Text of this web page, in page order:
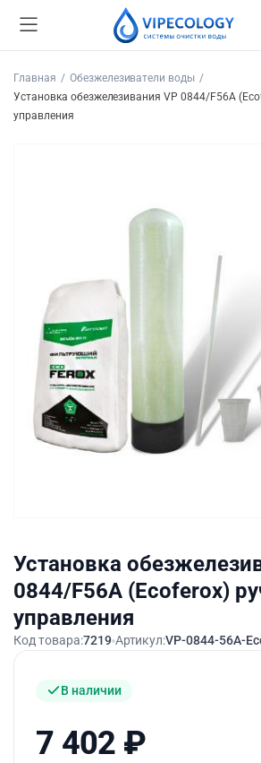
Главная
Обезжелезиватели воды
Установка обезжелезивания VP 0844/F56A
управления
Установка
0844/F56A (Ecoferox)
управления
Код товара:7219 Артикул:VP-0844-56A-
В наличии
7 402 ₽